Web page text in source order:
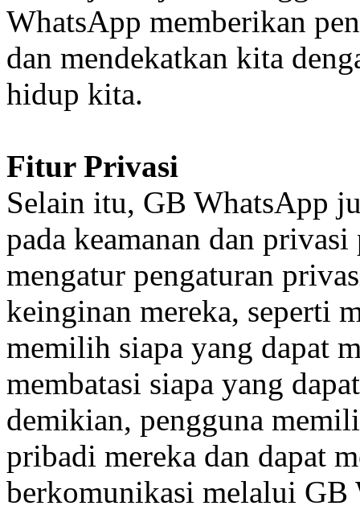
WhatsApp memberikan
dan mendekatkan kita
hidup kita.
Fitur Privasi
Selain itu, GB WhatsApp
pada keamanan dan
mengatur pengaturan
keinginan mereka, seperti
memilih siapa yang dapat
membatasi siapa yang
demikian, pengguna
pribadi mereka dan dapat
berkomunikasi melalui GB